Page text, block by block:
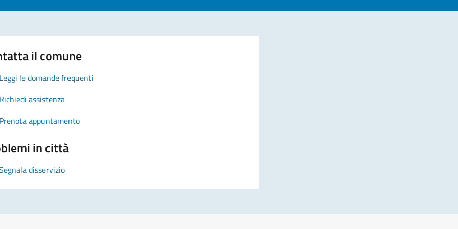
il comune
Leggi le domande frequenti
Richiedi assistenza
Prenota appuntamento
in città
disservizio